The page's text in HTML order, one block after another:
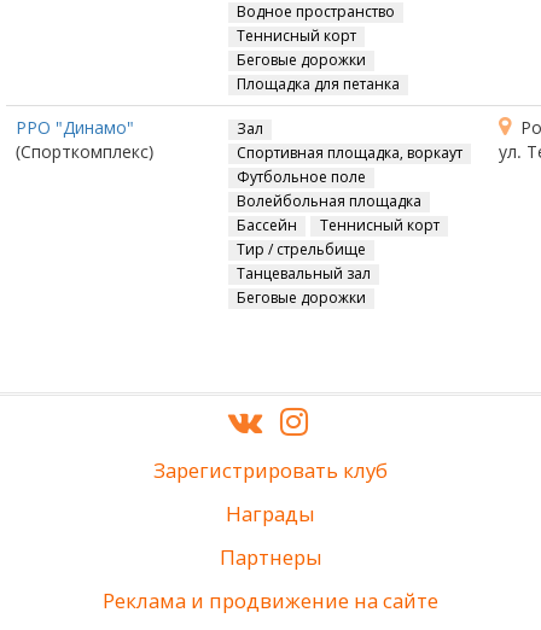
Водное пространство
Теннисный корт
Беговые дорожки
Площадка для петанка
РРО "Динамо"
(Спорткомплекс)
Зал
Спортивная площадка, воркаут
Футбольное поле
Волейбольная площадка
Бассейн
Теннисный корт
Тир / стрельбище
Танцевальный зал
Беговые дорожки
ул.
Зарегистрировать клуб
Награды
Партнеры
Реклама и продвижение на сайте